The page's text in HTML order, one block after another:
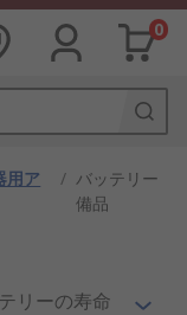
0
用ア
/ バッテリー
備品
リーの寿命